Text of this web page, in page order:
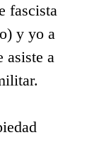
fascista
y yo a
asiste a